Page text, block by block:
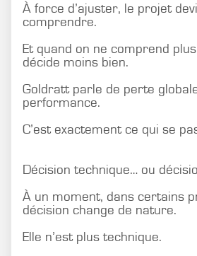
À force d’ajuster, le projet
comprendre.
Et quand on ne comprend
décide moins bien.
Goldratt parle de perte
performance.
C’est exactement ce qui se
Décision technique… ou
À un moment, dans certains
décision change de nature.
Elle n’est plus technique.